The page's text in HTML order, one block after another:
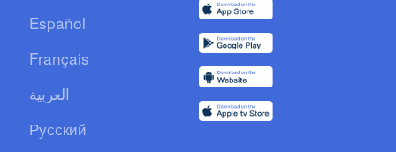
Español
Français
العربية
Русский